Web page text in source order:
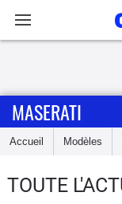
Accueil
Essais
MASERATI
Accueil Modèles
TOUTE